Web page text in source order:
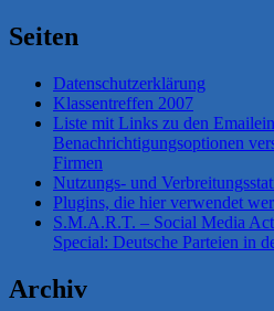
Seiten
Datenschutzerklärung
Klassentreffen 2007
Liste mit Links zu den
Benachrichtigungsoptionen
Firmen
Nutzungs- und
Plugins, die hier verwendet
S.M.A.R.T. – Social Media
Special: Deutsche Parteien in
Archiv